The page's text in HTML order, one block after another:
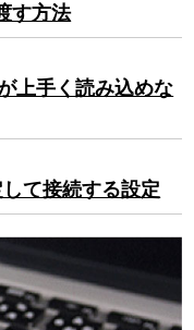
す方法
上手く読み込めな
て接続する設定